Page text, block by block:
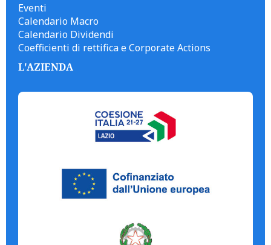
Eventi
Calendario Macro
Calendario Dividendi
Coefficienti di rettifica e Corporate Actions
L'AZIENDA